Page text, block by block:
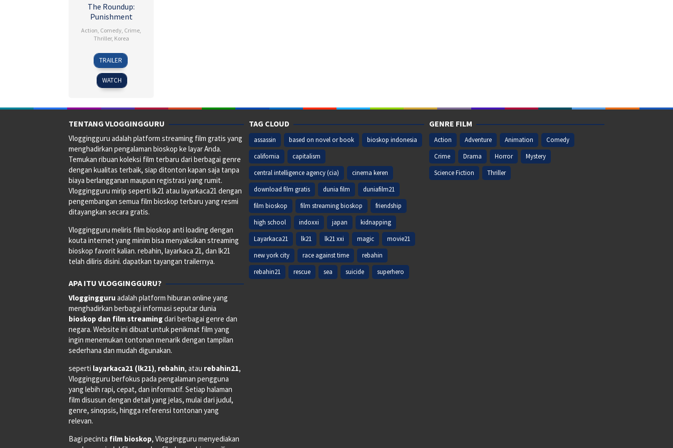
The Roundup:
Punishment
Action, Comedy, Crime,
Thriller, Korea
24
Apr
2024
Heo
Myeong-
haeng
TRAILER
WATCH
TENTANG VLOGGINGGURU
Vloggingguru adalah platform streaming film gratis yang
menghadirkan pengalaman bioskop ke layar Anda.
Temukan ribuan koleksi film terbaru dari berbagai genre
dengan kualitas terbaik, siap ditonton kapan saja tanpa
biaya berlangganan maupun registrasi yang rumit.
Vloggingguru mirip seperti lk21 atau layarkaca21 dengan
pengembangan semua film bioskop terbaru yang resmi
ditayangkan secara gratis.
Vloggingguru meliris film bioskop anti loading dengan
kouta internet yang minim bisa menyaksikan streaming
bioskop favorit kalian. rebahin, layarkaca 21, dan lk21
telah diliris disini. dapatkan tayangan trailernya.
APA ITU VLOGGINGGURU?
Vloggingguru adalah platform hiburan online yang
menghadirkan berbagai informasi seputar dunia
bioskop dan film streamingdari berbagai genre dan
negara. Website ini dibuat untuk penikmat film yang
ingin menemukan tontonan menarik dengan tampilan
sederhana dan mudah digunakan.
seperti layarkaca21 (lk21), rebahin, atau rebahin21,
Vloggingguru berfokus pada pengalaman pengguna
yang lebih rapi, cepat, dan informatif. Setiap halaman
film disusun dengan detail yang jelas, mulai dari judul,
genre, sinopsis, hingga referensi tontonan yang
relevan.
Bagi pecinta film bioskop, Vloggingguru menyediakan
TAG CLOUD
assassin based on novel or book
bioskop indonesia
california
capitalism
central intelligence agency (cia)
cinema keren
download film gratis
dunia film
duniafilm21
film bioskop
film streaming bioskop
friendship
high school
indoxxi japan
kidnapping
Layarkaca21
lk21 lk21 xxi magic
movie21
new york city
race against time
rebahin
rebahin21
rescue sea suicide superhero
GENRE FILM
Action Adventure Animation
Comedy
Crime
Drama Horror
Mystery
Science Fiction
Thriller